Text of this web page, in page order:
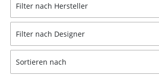
Tische
Esstische
Filter nach Hersteller
Filter nach Designer
Sortieren nach